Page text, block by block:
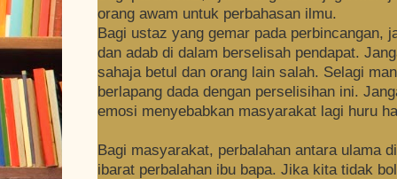
orang awam untuk perbahasan ilmu.
Bagi ustaz yang gemar pada perbincangan,
dan adab di dalam berselisah pendapat.
sahaja betul dan orang lain salah. Selagi
berlapang dada dengan perselisihan ini.
emosi menyebabkan masyarakat lagi huru
Bagi masyarakat, perbalahan antara ulama
ibarat perbalahan ibu bapa. Jika kita tidak